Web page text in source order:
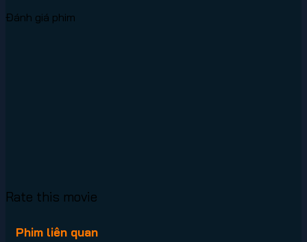
Đánh giá phim
Rate this movie
Phim liên quan